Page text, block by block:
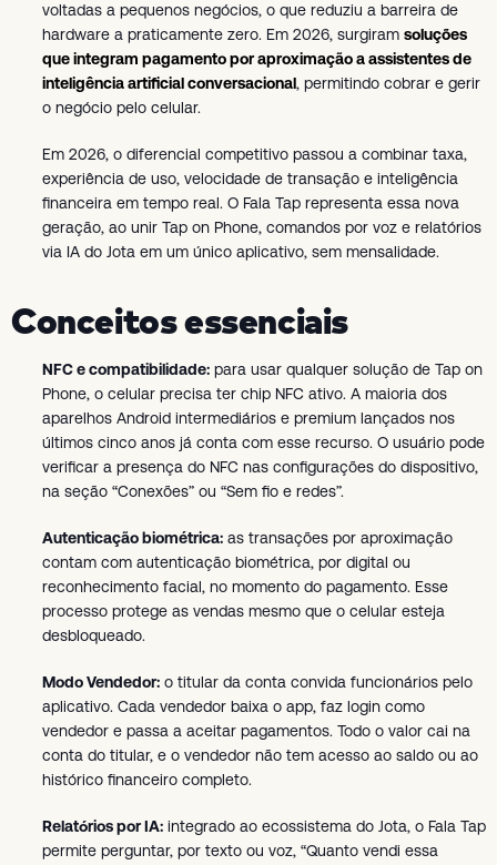
voltadas a pequenos negócios, o que reduziu a barreira de
hardware a praticamente zero. Em 2026, surgiram soluções
que integram pagamento por aproximação a assistentes de
inteligência artificial conversacional, permitindo cobrar e gerir
o negócio pelo celular.
Em 2026, o diferencial competitivo passou a combinar taxa,
experiência de uso, velocidade de transação e inteligência
financeira em tempo real. O Fala Tap representa essa nova
geração, ao unir Tap on Phone, comandos por voz e relatórios
via IA do Jota em um único aplicativo, sem mensalidade.
Conceitos essenciais
NFC e compatibilidade: para usar qualquer solução de Tap on
Phone, o celular precisa ter chip NFC ativo. A maioria dos
aparelhos Android intermediários e premium lançados nos
últimos cinco anos já conta com esse recurso. O usuário pode
verificar a presença do NFC nas configurações do dispositivo,
na seção “Conexões” ou “Sem fio e redes”.
Autenticação biométrica: as transações por aproximação
contam com autenticação biométrica, por digital ou
reconhecimento facial, no momento do pagamento. Esse
processo protege as vendas mesmo que o celular esteja
desbloqueado.
Modo Vendedor: o titular da conta convida funcionários pelo
aplicativo. Cada vendedor baixa o app, faz login como
vendedor e passa a aceitar pagamentos. Todo o valor cai na
conta do titular, e o vendedor não tem acesso ao saldo ou ao
histórico financeiro completo.
Relatórios por IA: integrado ao ecossistema do Jota, o Fala Tap
permite perguntar, por texto ou voz, “Quanto vendi essa